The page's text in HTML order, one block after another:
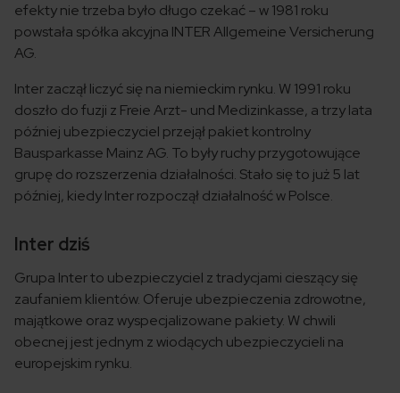
efekty nie trzeba było długo czekać – w 1981 roku
powstała spółka akcyjna INTER Allgemeine Versicherung
AG.
Inter zaczął liczyć się na niemieckim rynku. W 1991 roku
doszło do fuzji z Freie Arzt- und Medizinkasse, a trzy lata
później ubezpieczyciel przejął pakiet kontrolny
Bausparkasse Mainz AG. To były ruchy przygotowujące
grupę do rozszerzenia działalności. Stało się to już 5 lat
później, kiedy Inter rozpoczął działalność w Polsce.
Inter dziś
Grupa Inter to ubezpieczyciel z tradycjami cieszący się
zaufaniem klientów. Oferuje ubezpieczenia zdrowotne,
majątkowe oraz wyspecjalizowane pakiety. W chwili
obecnej jest jednym z wiodących ubezpieczycieli na
europejskim rynku.